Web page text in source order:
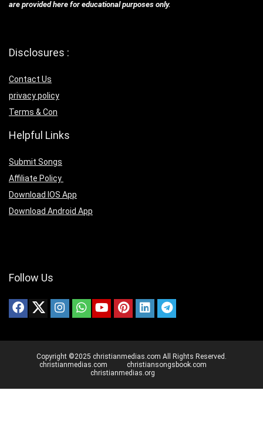
are provided here for educational purposes only.
Disclosures :
Contact Us
privacy policy
Terms & Con
Helpful Links
Submit Songs
Affiliate Policy
Download IOS App
Download Android App
Follow Us
Copyright ©2025 christianmedias.com All Rights Reserved.
christianmedias.com
christiansongsbook.com
christianmedias.org